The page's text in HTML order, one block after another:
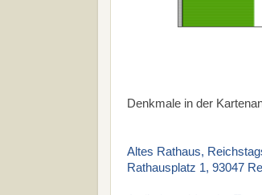
Denkmale in der
Altes Rathaus,
Rathausplatz 1, 93047